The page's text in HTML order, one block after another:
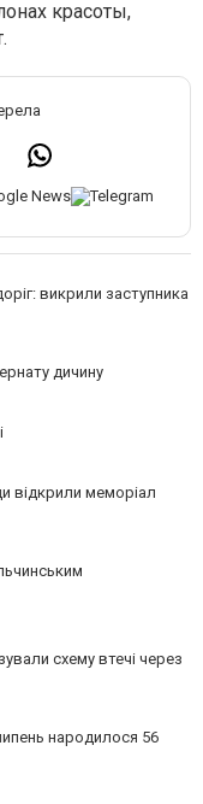
красоты,
викрили заступника
дичину
відкрили меморіал
схему втечі через
народилося 56